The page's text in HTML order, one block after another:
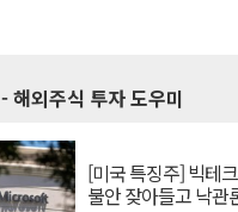
- 해외주식 투자 도우미
[미국 특징주] 빅테
불안 잦아들고 낙관